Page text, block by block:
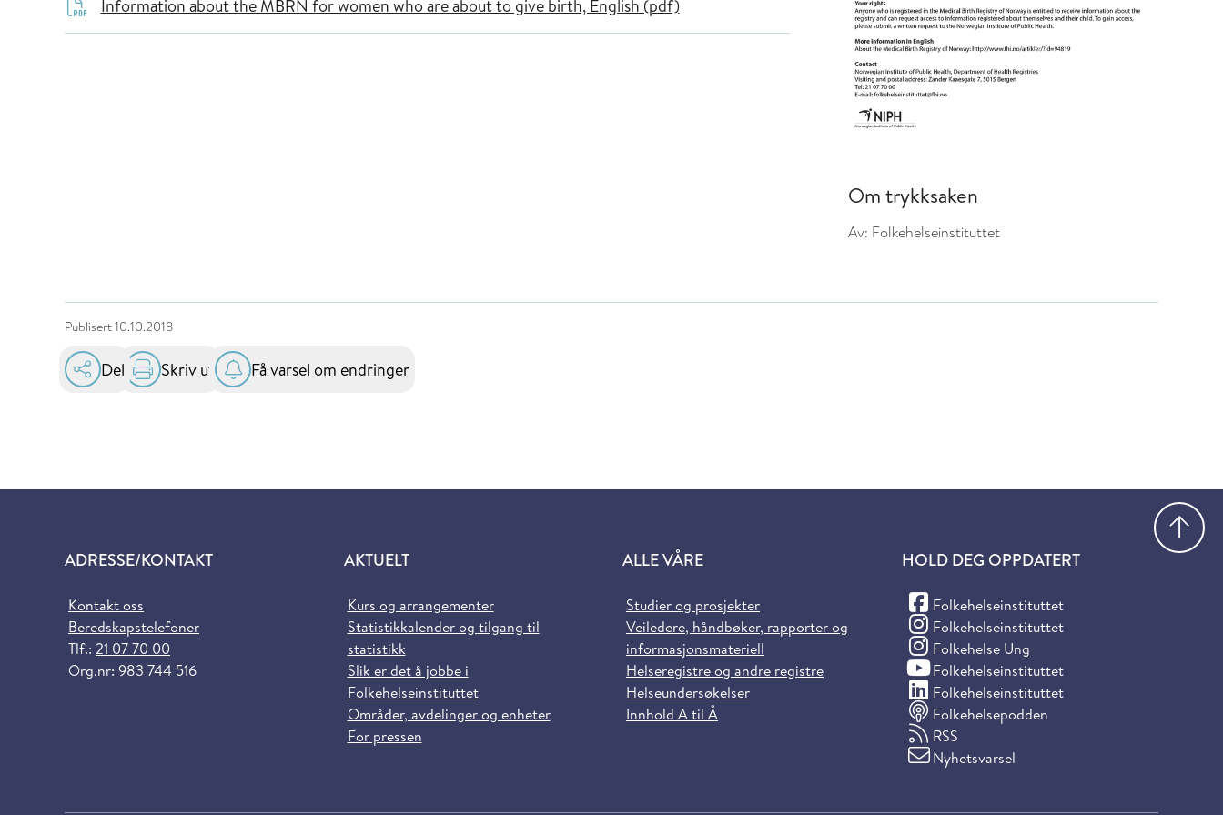
Information about the MBRN for women who are about to give birth, English (pdf)
Om trykksaken
Av: Folkehelseinstituttet
Publisert10.10.2018
Del Skriv ut Få varsel om endringer
ADRESSE/KONTAKT
Kontakt oss
Beredskapstelefoner
Tlf.: 21 07 70 00
Org.nr: 983 744 516
AKTUELT
Kurs og arrangementer
Statistikkalender og tilgang til
statistikk
Slik er det å jobbe i
Folkehelseinstituttet
Områder, avdelinger og enheter
For pressen
ALLE VÅRE
Studier og prosjekter
Veiledere, håndbøker, rapporter og
informasjonsmateriell
Helseregistre og andre registre
Helseundersøkelser
Innhold A til Å
HOLD DEG OPPDATERT
Folkehelseinstituttet
(Facebook)
Folkehelseinstituttet
(Instagram)
Folkehelse Ung
(Instagram)
Folkehelseinstituttet
(YouTube)
Folkehelseinstituttet
(LinkedIn)
Folkehelsepodden
RSS
Nyhetsvarsel